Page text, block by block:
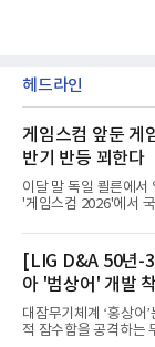
헤드라인
게임스컴 앞둔
반기 반등 꾀한다
이달 말 독일 쾰른에서
'게임스컴 2026'에서
체별로 엇갈린 가운데
성과가 실적을 좌우할
업계에 따르면 올해
표가 크게 갈렸다. 대표
틀그라운드'의 안정적
기준 매출 2조6616억
대 최대 실적을 기록했
[LIG D&A 50년-
아 '범상어' 개발
대잠무기체계 ‘홍상어
적 잠수함을 공격하는